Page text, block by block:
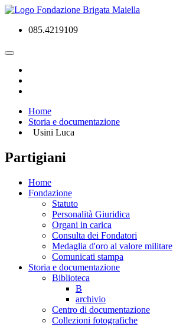
085.4219109
Home
Storia e documentazione
Usini Luca
Partigiani
Home
Fondazione
Statuto
Personalità Giuridica
Organi in carica
Consulta dei Fondatori
Medaglia d'oro al valore militare
Comunicati stampa
Storia e documentazione
Biblioteca
B
archivio
Centro di documentazione
Collezioni fotografiche